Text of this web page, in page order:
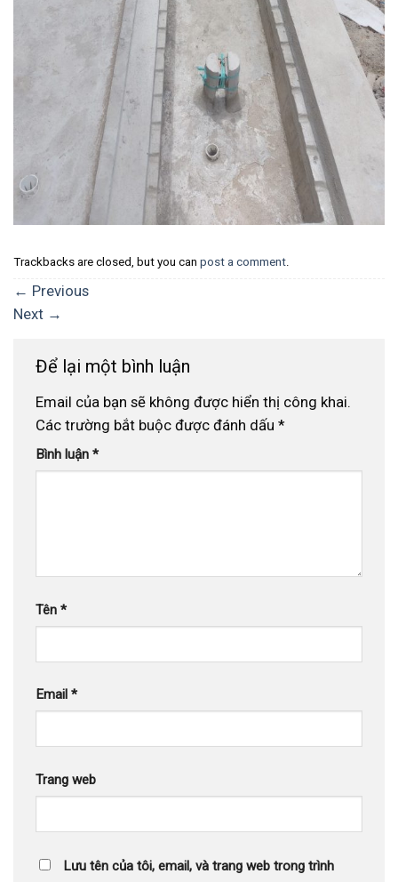
Trackbacks are closed, but you can post a comment.
← Previous
Next →
Để lại một bình luận
Email của bạn sẽ không được hiển thị công khai.
Các trường bắt buộc được đánh dấu *
Bình luận *
Tên *
Email *
Trang web
Lưu tên của tôi, email, và trang web trong trình